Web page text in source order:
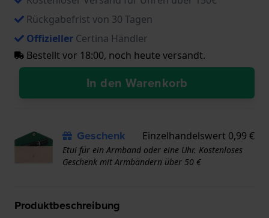
Rückgabefrist von 30 Tagen
Offizieller Certina Händler
Bestellt vor 18:00, noch heute versandt.
In den Warenkorb
Geschenk Einzelhandelswert 0,99 €
Etui für ein Armband oder eine Uhr. Kostenloses
Geschenk mit Armbändern über 50 €
Produktbeschreibung